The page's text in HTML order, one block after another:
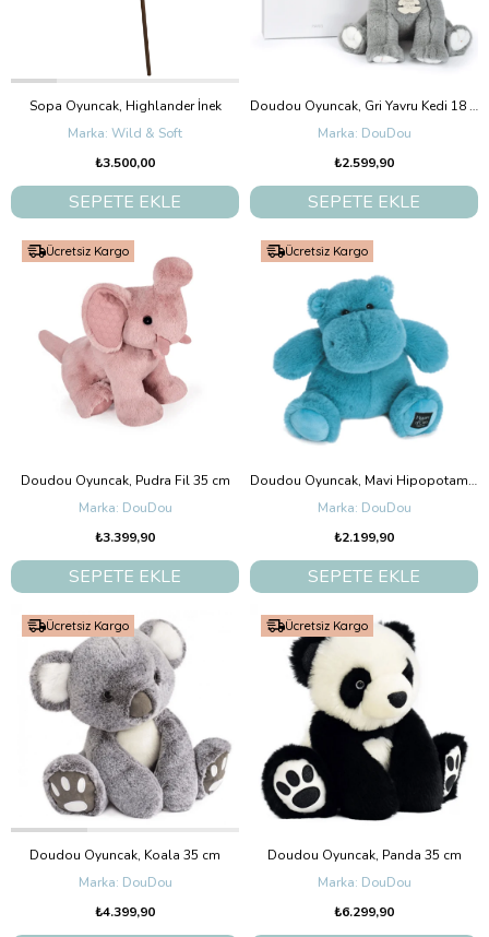
Sopa Oyuncak, Highlander İnek
Wild & Soft
₺3.500,00
SEPETE EKLE
Doudou Oyuncak, Gri Yavru Kedi 18 cm
DouDou
₺2.599,90
SEPETE EKLE
Doudou Oyuncak, Pudra Fil 35 cm
DouDou
₺3.399,90
SEPETE EKLE
Ücretsiz Kargo
Doudou Oyuncak, Mavi Hipopotam 25 cm
DouDou
₺2.199,90
SEPETE EKLE
Ücretsiz Kargo
Doudou Oyuncak, Koala 35 cm
DouDou
₺4.399,90
Ücretsiz Kargo
Doudou Oyuncak, Panda 35 cm
DouDou
₺6.299,90
Ücretsiz Kargo